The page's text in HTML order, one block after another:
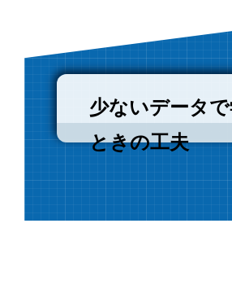
少ないデータ
ときの工夫